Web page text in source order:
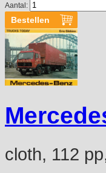
Aantal:
cloth, 112